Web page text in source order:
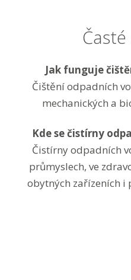
Jak funguje
Čištění odpadních
mechanických a
Kde se čistírny
Čistírny odpadních
průmyslech, ve
obytných zařízeních i